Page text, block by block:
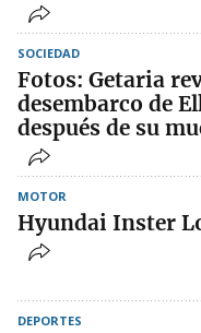
SOCIEDAD
Fotos: Getaria
desembarco de
después de su
MOTOR
Hyundai Inster
DEPORTES